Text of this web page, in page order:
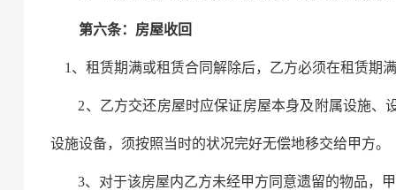
第六条：房屋收回
1、租赁期满或租赁合同解除后，乙方必须在租赁期
2、乙方交还房屋时应保证房屋本身及附属设施
设施设备，须按照当时的状况完好无偿地移交给甲方。
3、对于该房屋内乙方未经甲方同意遗留的物品，